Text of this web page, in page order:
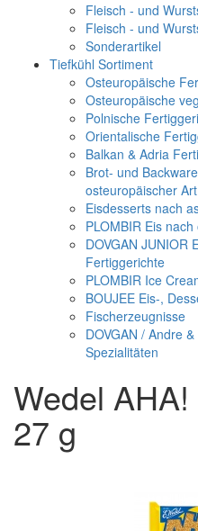
Fleisch - und
Fleisch - und
Sonderartikel
Tiefkühl Sortiment
Osteuropäische
Osteuropäische
Polnische
Orientalische
Balkan & Adria
Brot- und
osteuropäischer Art
Eisdesserts nach
PLOMBIR Eis
DOVGAN JUNIOR
Fertiggerichte
PLOMBIR Ice
BOUJEE Eis-,
Fischerzeugnisse
DOVGAN / Andre
Spezialitäten
Wedel
27 g